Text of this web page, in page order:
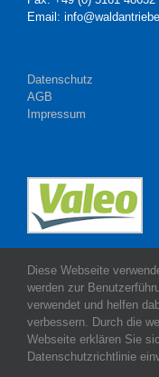
Email:
Datenschutz
AGB
Impressum
Made
Diese Webseite
werden zur
verwendet und helfen
verbessern. Durch die
Webseite erklären Sie
Datenschutzrichtlinie